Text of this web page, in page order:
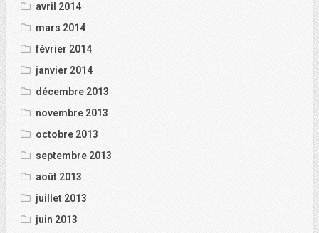
avril 2014
mars 2014
février 2014
janvier 2014
décembre 2013
novembre 2013
octobre 2013
septembre 2013
août 2013
juillet 2013
juin 2013